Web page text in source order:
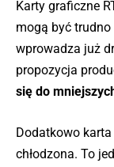
Karty graficzne
mogą być
wprowadza już
propozycja
się do
Dodatkowo
chłodzona. To